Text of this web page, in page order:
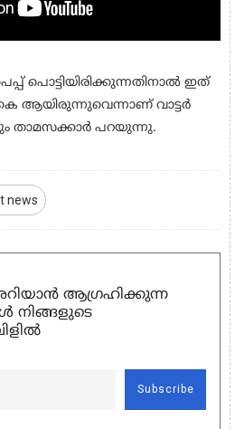
പൊട്ടിയിരിക്കുന്നതിനാൽ ഇത്
ആയിരുന്നുവെന്നാണ് വാട്ടർ
താമസക്കാർ പറയുന്നു.
news
ആഗ്രഹിക്കുന്ന
നിങ്ങളുടെ
Subscribe